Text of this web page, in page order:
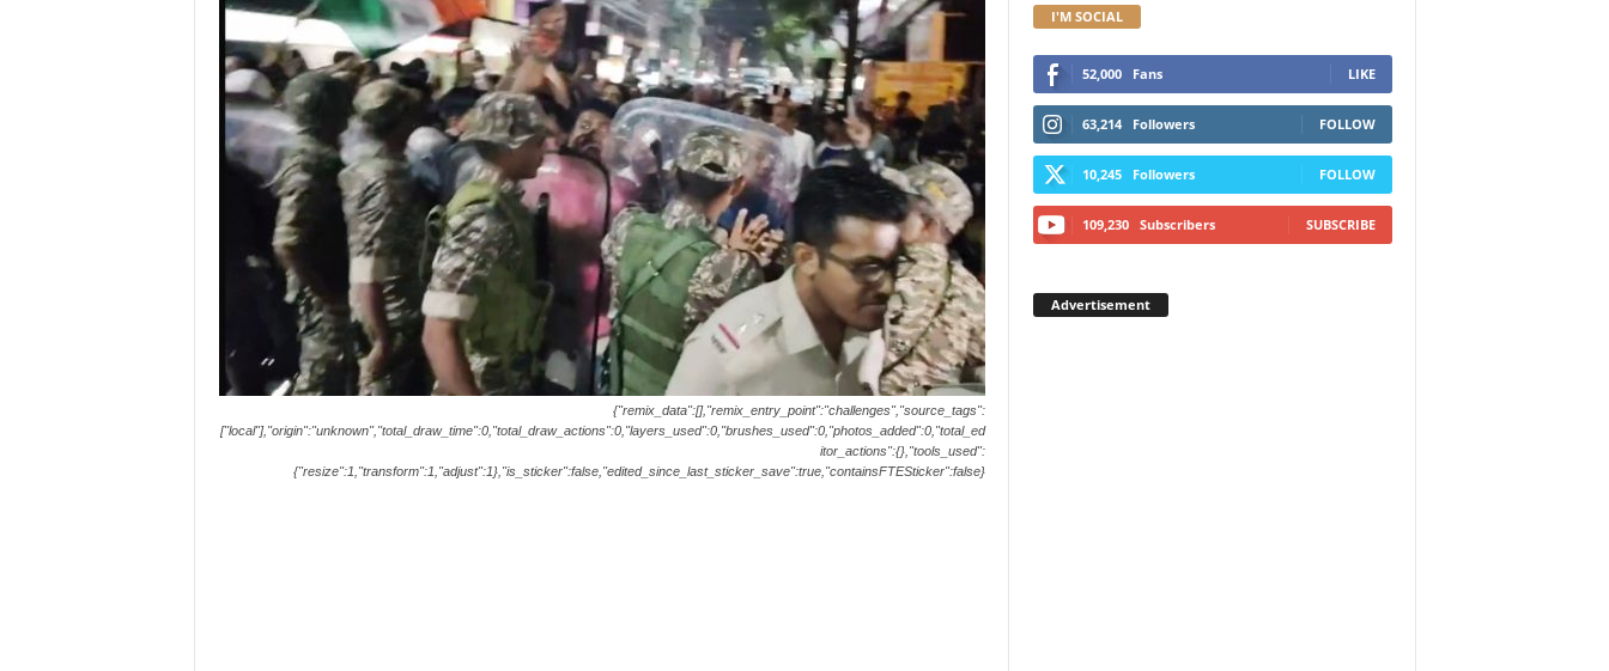
{"remix_data":[],"remix_entry_point":"challenges","source_tags":
["local"],"origin":"unknown","total_draw_time":0,"total_draw_actions":0,"layers_used":0,"brushes_used":0,"photos_added":0,"total_ed
itor_actions":{},"tools_used":
{"resize":1,"transform":1,"adjust":1},"is_sticker":false,"edited_since_last_sticker_save":true,"containsFTESticker":false}
I'M SOCIAL
52,000 Fans LIKE
63,214 Followers FOLLOW
10,245 Followers FOLLOW
109,230 Subscribers SUBSCRIBE
Advertisement